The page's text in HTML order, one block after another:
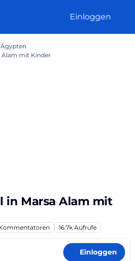
Einloggen
Ägypten
Alam mit Kinder
in Marsa Alam mit
16.7k Aufrufe
Einloggen